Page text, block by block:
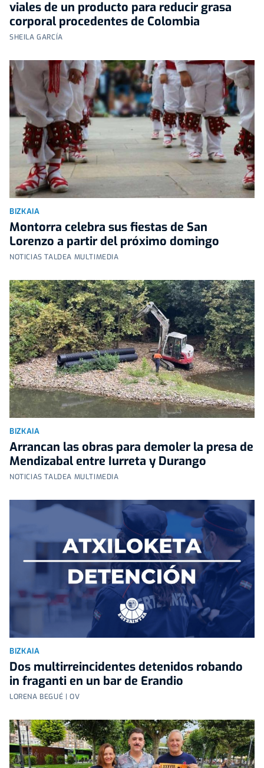
viales de un producto para reducir grasa
corporal procedentes de Colombia
SHEILA GARCÍA
BIZKAIA
Montorra celebra sus fiestas de San
Lorenzo a partir del próximo domingo
NOTICIAS TALDEA MULTIMEDIA
BIZKAIA
Arrancan las obras para demoler la presa de
Mendizabal entre Iurreta y Durango
NOTICIAS TALDEA MULTIMEDIA
BIZKAIA
Dos multirreincidentes detenidos robando
in fraganti en un bar de Erandio
LORENA BEGUÉ | OV